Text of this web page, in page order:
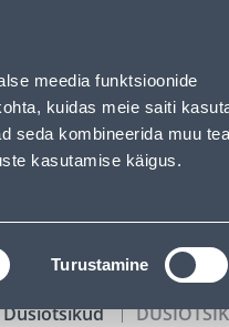
meedia funktsioonide
kuidas meie saiti
seda kombineerida muu
kasutamise käigus.
Turustamine
Logi sisse
Dušiotsikud